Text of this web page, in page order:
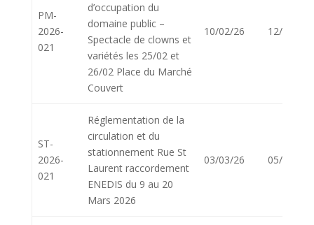
PM-
2026-
021
d’occupation du
domaine public –
Spectacle de clowns et
variétés les 25/02 et
26/02 Place du Marché
Couvert
10/02/26 12/02/26
ST-
2026-
021
Réglementation de la
circulation et du
stationnement Rue St
Laurent raccordement
ENEDIS du 9 au 20
Mars 2026
03/03/26 05/03/26